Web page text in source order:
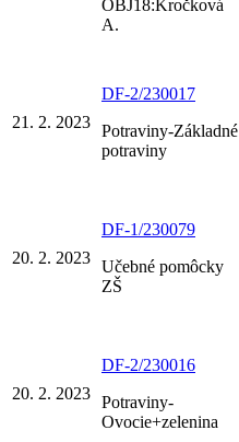
OBJ18:Kročková
A.
21. 2. 2023
DF-2/230017
Potraviny-Základné
potraviny
20. 2. 2023
DF-1/230079
Učebné pomôcky
ZŠ
20. 2. 2023
DF-2/230016
Potraviny-
Ovocie+zelenina